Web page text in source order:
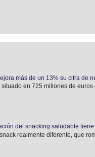
más de un 13% su cifra de
situado en 725 millones de
del snacking saludable
realmente diferente, que